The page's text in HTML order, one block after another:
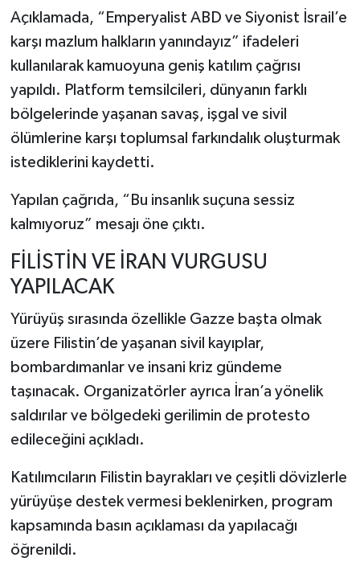
Açıklamada, “Emperyalist ABD ve Siyonist İsrail’e
karşı mazlum halkların yanındayız” ifadeleri
kullanılarak kamuoyuna geniş katılım çağrısı
yapıldı. Platform temsilcileri, dünyanın farklı
bölgelerinde yaşanan savaş, işgal ve sivil
ölümlerine karşı toplumsal farkındalık oluşturmak
istediklerini kaydetti.
Yapılan çağrıda, “Bu insanlık suçuna sessiz
kalmıyoruz” mesajı öne çıktı.
FİLİSTİN VE İRAN VURGUSU
YAPILACAK
Yürüyüş sırasında özellikle Gazze başta olmak
üzere Filistin’de yaşanan sivil kayıplar,
bombardımanlar ve insani kriz gündeme
taşınacak. Organizatörler ayrıca İran’a yönelik
saldırılar ve bölgedeki gerilimin de protesto
edileceğini açıkladı.
Katılımcıların Filistin bayrakları ve çeşitli dövizlerle
yürüyüşe destek vermesi beklenirken, program
kapsamında basın açıklaması da yapılacağı
öğrenildi.